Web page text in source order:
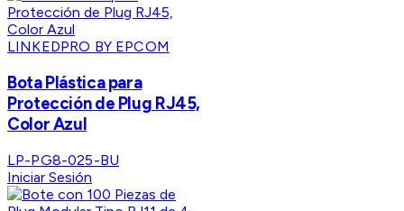
LINKEDPRO BY EPCOM
Bota Plástica para
Protección de Plug RJ45,
Color Azul
LP-PG8-025-BU
Iniciar Sesión